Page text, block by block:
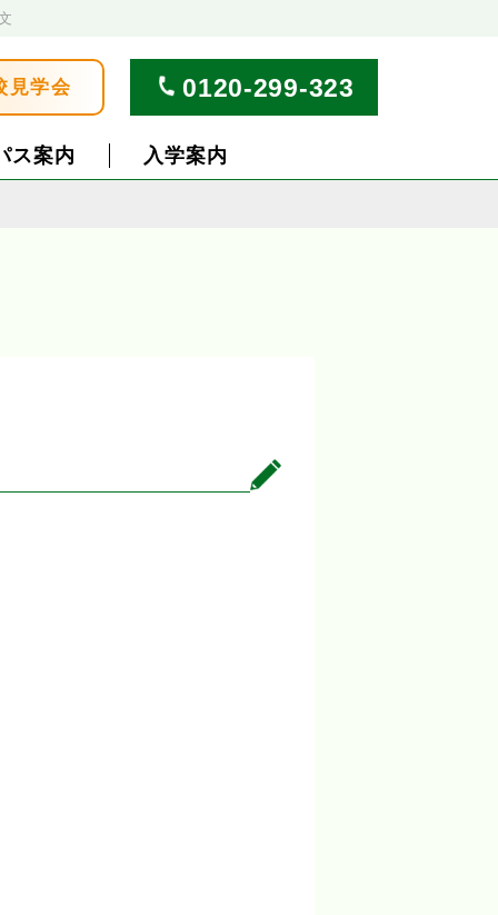
見学会 0120-299-323
ス案内 入学案内